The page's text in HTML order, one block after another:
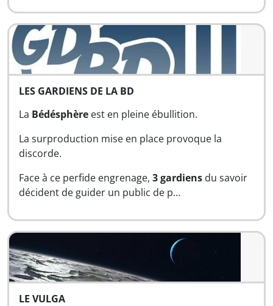
LES GARDIENS DE LA BD
La Bédésphère est en pleine ébullition.
La surproduction mise en place provoque la
discorde.
Face à ce perfide engrenage, 3 gardiens du savoir
décident de guider un public de p…
LE VULGA